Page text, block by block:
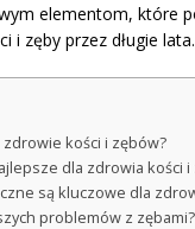
elementom, które
i zęby przez długie lata.
zdrowie kości i zębów?
dla zdrowia kości i
są kluczowe dla
problemów z zębami?